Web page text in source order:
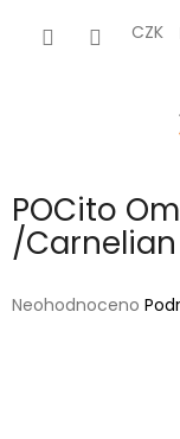
CZK
POCito
/
Průměrné
Neohodnoceno